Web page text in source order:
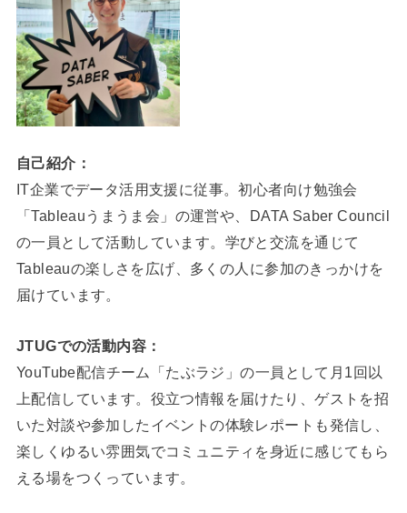
自己紹介：
IT企業でデータ活用支援に従事。初心者向け勉強会
「Tableauうまうま会」の運営や、DATA Saber Council
の一員として活動しています。学びと交流を通じて
Tableauの楽しさを広げ、多くの人に参加のきっかけを
届けています。
JTUGでの活動内容：
YouTube配信チーム「たぶラジ」の一員として月1回以
上配信しています。役立つ情報を届けたり、ゲストを招
いた対談や参加したイベントの体験レポートも発信し、
楽しくゆるい雰囲気でコミュニティを身近に感じてもら
える場をつくっています。